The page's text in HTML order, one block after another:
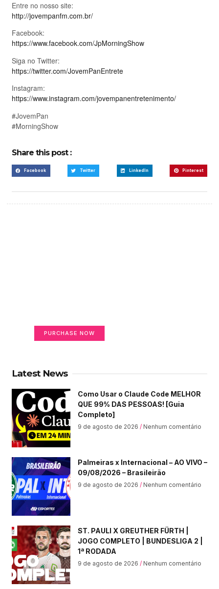
Entre no nosso site:
http://jovempanfm.com.br/
Facebook:
https://www.facebook.com/JpMorningShow
Siga no Twitter:
https://twitter.com/JovemPanEntrete
Instagram:
https://www.instagram.com/jovempanentretenimento/
#JovemPan
#MorningShow
Share this post :
Facebook Twitter LinkedIn Pinterest
PURCHASE NOW
Latest News
Como Usar o Claude Code MELHOR
QUE 99% DAS PESSOAS! [Guia
Completo]
9 de agosto de 2026 Nenhum comentário
Palmeiras x Internacional – AO VIVO –
09/08/2026 – Brasileirão
9 de agosto de 2026 Nenhum comentário
ST. PAULI X GREUTHER FÜRTH |
JOGO COMPLETO | BUNDESLIGA 2 |
1ª RODADA
9 de agosto de 2026 Nenhum comentário